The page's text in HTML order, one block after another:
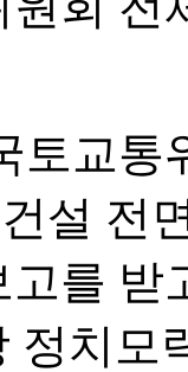
토교통
설 전
를 받
정치모